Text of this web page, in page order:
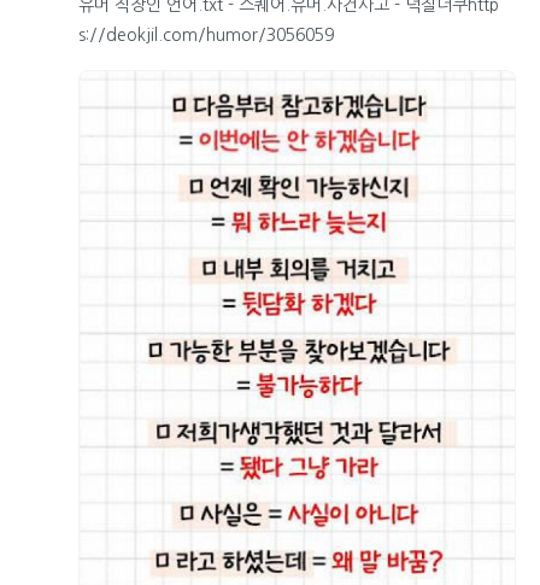
유머 직장인 언어.txt - 스퀘어.유머.사건사고 - 덕질더쿠http
s://deokjil.com/humor/3056059